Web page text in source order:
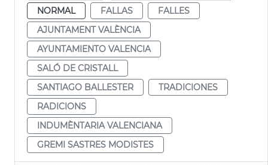
NORMAL
FALLAS
FALLES
AJUNTAMENT VALÈNCIA
AYUNTAMIENTO VALENCIA
SALÓ DE CRISTALL
SANTIAGO BALLESTER
TRADICIONES
RADICIONS
INDUMÈNTARIA VALENCIANA
GREMI SASTRES MODISTES